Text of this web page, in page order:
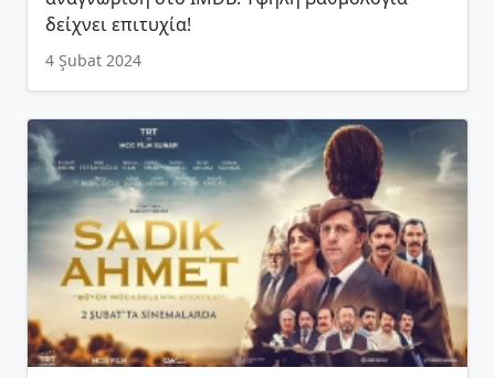
δείχνει επιτυχία!
4 Şubat 2024